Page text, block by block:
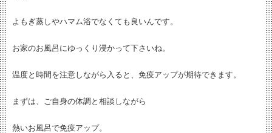
よもぎ蒸しやハマム浴でなくても良いんです。
お家のお風呂にゆっくり浸かって下さいね。
温度と時間を注意しながら入ると、免疫アップが期待できます。
まずは、ご自身の体調と相談しながら
熱いお風呂で免疫アップ。